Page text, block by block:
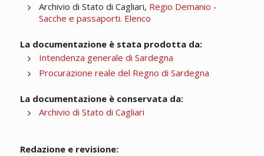
Archivio di Stato di Cagliari, Regio Demanio -
Sacche e passaporti. Elenco
La documentazione è stata prodotta da:
Intendenza generale di Sardegna
Procurazione reale del Regno di Sardegna
La documentazione è conservata da:
Archivio di Stato di Cagliari
Redazione e revisione: